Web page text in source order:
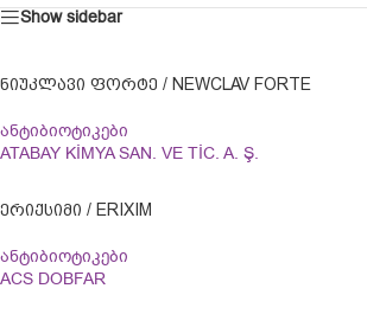
Show sidebar
ᲜᲘᲣᲙᲚᲐᲕᲘ ᲤᲝᲠᲢᲔ / NEWCLAV FORTE
ანტიბიოტიკები
ATABAY KİMYA SAN. VE TİC. A. Ş.
ᲔᲠᲘᲥᲡᲘᲛᲘ / ERIXIM
ანტიბიოტიკები
ACS DOBFAR